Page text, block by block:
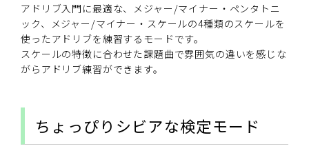
アドリブ入門に最適な、メジャー/マイナー・ペンタトニ
ック、メジャー/マイナー・スケールの4種類のスケールを
使ったアドリブを練習するモードです。
スケールの特徴に合わせた課題曲で雰囲気の違いを感じな
がらアドリブ練習ができます。
ちょっぴりシビアな検定モード